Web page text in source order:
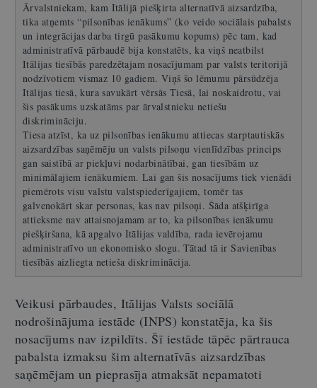
Ārvalstniekam, kam Itālijā piešķirta alternatīvā aizsardzība,
tika atņemts “pilsonības ienākums” (ko veido sociālais pabalsts
un integrācijas darba tirgū pasākumu kopums) pēc tam, kad
administratīvā pārbaudē bija konstatēts, ka viņš neatbilst
Itālijas tiesībās paredzētajam nosacījumam par valsts teritorijā
nodzīvotiem vismaz 10 gadiem. Viņš šo lēmumu pārsūdzēja
Itālijas tiesā, kura savukārt vērsās Tiesā, lai noskaidrotu, vai
šis pasākums uzskatāms par ārvalstnieku netiešu
diskrimināciju.
Tiesa atzīst, ka uz pilsonības ienākumu attiecas starptautiskās
aizsardzības saņēmēju un valsts pilsoņu vienlīdzības princips
gan saistībā ar piekļuvi nodarbinātībai, gan tiesībām uz
minimālajiem ienākumiem. Lai gan šis nosacījums tiek vienādi
piemērots visu valstu valstspiederīgajiem, tomēr tas
galvenokārt skar personas, kas nav pilsoņi. Šāda atšķirīga
attieksme nav attaisnojamam ar to, ka pilsonības ienākumu
piešķiršana, kā apgalvo Itālijas valdība, rada ievērojamu
administratīvo un ekonomisko slogu. Tātad tā ir Savienības
tiesībās aizliegta netieša diskriminācija.
Veikusi pārbaudes, Itālijas Valsts sociālā
nodrošinājuma iestāde (INPS) konstatēja, ka šis
nosacījums nav izpildīts. Šī iestāde tāpēc pārtrauca
pabalsta izmaksu šim alternatīvās aizsardzības
saņēmējam un pieprasīja atmaksāt nepamatoti